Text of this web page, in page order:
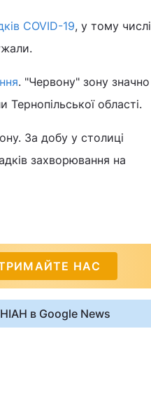
COVID-19, у тому числі
. "Червону" зону значно
області.
За добу у столиці
захворювання на
НАС
в Google News